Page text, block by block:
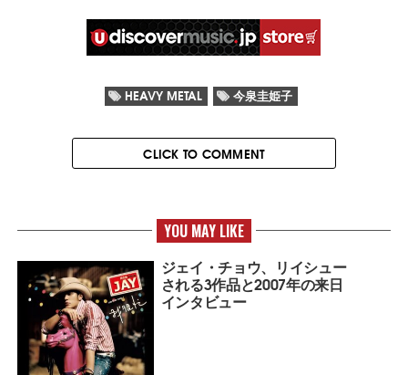
HEAVY METAL 今泉圭姫子
CLICK TO COMMENT
YOU MAY LIKE
ジェイ・チョウ、リイシュー
される3作品と2007年の来日
インタビュー